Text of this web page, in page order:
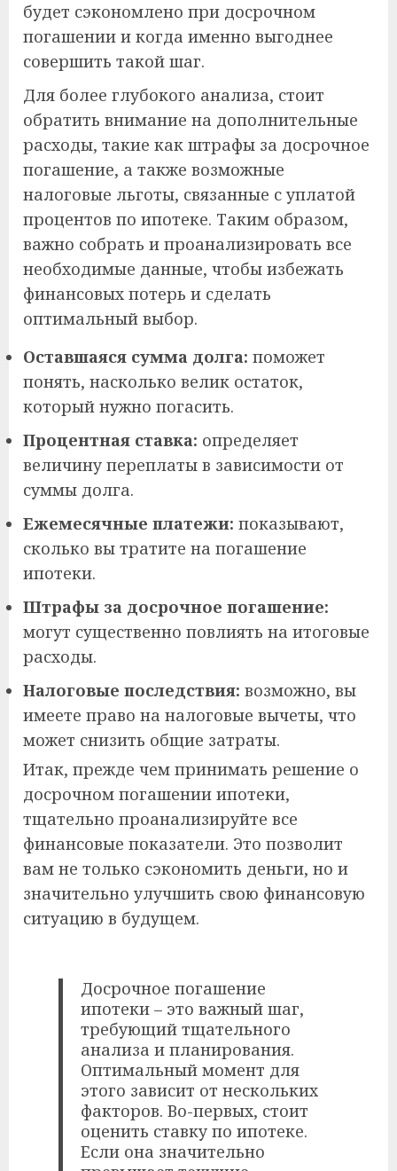
будет сэкономлено при досрочном
погашении и когда именно выгоднее
совершить такой шаг.
Для более глубокого анализа, стоит
обратить внимание на дополнительные
расходы, такие как штрафы за досрочное
погашение, а также возможные
налоговые льготы, связанные с уплатой
процентов по ипотеке. Таким образом,
важно собрать и проанализировать все
необходимые данные, чтобы избежать
финансовых потерь и сделать
оптимальный выбор.
Оставшаяся сумма долга: поможет
понять, насколько велик остаток,
который нужно погасить.
Процентная ставка: определяет
величину переплаты в зависимости от
суммы долга.
Ежемесячные платежи: показывают,
сколько вы тратите на погашение
ипотеки.
Штрафы за досрочное погашение:
могут существенно повлиять на итоговые
расходы.
Налоговые последствия: возможно, вы
имеете право на налоговые вычеты, что
может снизить общие затраты.
Итак, прежде чем принимать решение о
досрочном погашении ипотеки,
тщательно проанализируйте все
финансовые показатели. Это позволит
вам не только сэкономить деньги, но и
значительно улучшить свою финансовую
ситуацию в будущем.
Досрочное погашение
ипотеки – это важный шаг,
требующий тщательного
анализа и планирования.
Оптимальный момент для
этого зависит от нескольких
факторов. Во-первых, стоит
оценить ставку по ипотеке.
Если она значительно